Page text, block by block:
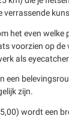
verrassende
het even
voorzien op de
als eyecatcher.
een
zijn.
wordt een